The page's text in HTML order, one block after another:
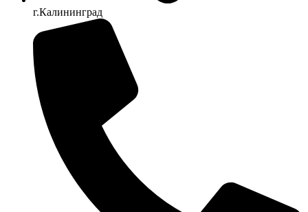
г.Калининград